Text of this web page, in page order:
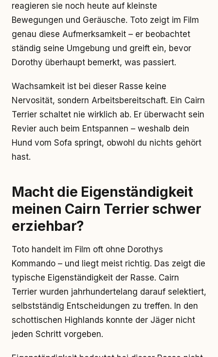
reagieren sie noch heute auf kleinste
Bewegungen und Geräusche. Toto zeigt im Film
genau diese Aufmerksamkeit – er beobachtet
ständig seine Umgebung und greift ein, bevor
Dorothy überhaupt bemerkt, was passiert.
Wachsamkeit ist bei dieser Rasse keine
Nervosität, sondern Arbeitsbereitschaft. Ein Cairn
Terrier schaltet nie wirklich ab. Er überwacht sein
Revier auch beim Entspannen – weshalb dein
Hund vom Sofa springt, obwohl du nichts gehört
hast.
Macht die Eigenständigkeit
meinen Cairn Terrier schwer
erziehbar?
Toto handelt im Film oft ohne Dorothys
Kommando – und liegt meist richtig. Das zeigt die
typische Eigenständigkeit der Rasse. Cairn
Terrier wurden jahrhundertelang darauf selektiert,
selbstständig Entscheidungen zu treffen. In den
schottischen Highlands konnte der Jäger nicht
jeden Schritt vorgeben.